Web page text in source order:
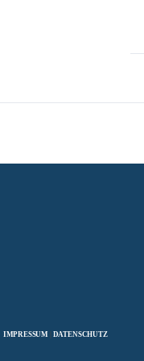
IMPRESSUM DATENSCHUTZ